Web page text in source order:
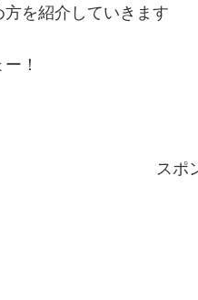
を紹介していきます
！
スポ